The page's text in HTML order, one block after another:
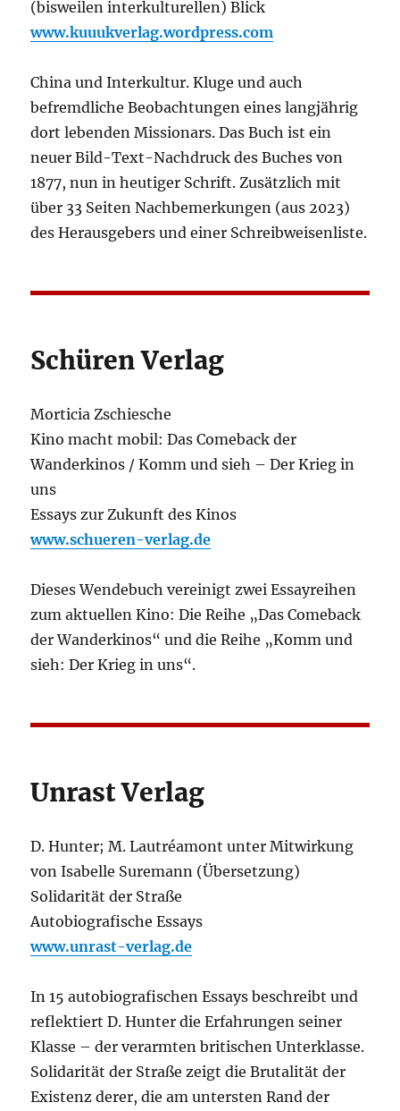
(bisweilen interkulturellen) Blick
www.kuuukverlag.wordpress.com
China und Interkultur. Kluge und auch
befremdliche Beobachtungen eines langjährig
dort lebenden Missionars. Das Buch ist ein
neuer Bild-Text-Nachdruck des Buches von
1877, nun in heutiger Schrift. Zusätzlich mit
über 33 Seiten Nachbemerkungen (aus 2023)
des Herausgebers und einer Schreibweisenliste.
Schüren Verlag
Morticia Zschiesche
Kino macht mobil: Das Comeback der
Wanderkinos / Komm und sieh – Der Krieg in
uns
Essays zur Zukunft des Kinos
www.schueren-verlag.de
Dieses Wendebuch vereinigt zwei Essayreihen
zum aktuellen Kino: Die Reihe „Das Comeback
der Wanderkinos“ und die Reihe „Komm und
sieh: Der Krieg in uns“.
Unrast Verlag
D. Hunter; M. Lautréamont unter Mitwirkung
von Isabelle Suremann (Übersetzung)
Solidarität der Straße
Autobiografische Essays
www.unrast-verlag.de
In 15 autobiografischen Essays beschreibt und
reflektiert D. Hunter die Erfahrungen seiner
Klasse – der verarmten britischen Unterklasse.
Solidarität der Straße zeigt die Brutalität der
Existenz derer, die am untersten Rand der